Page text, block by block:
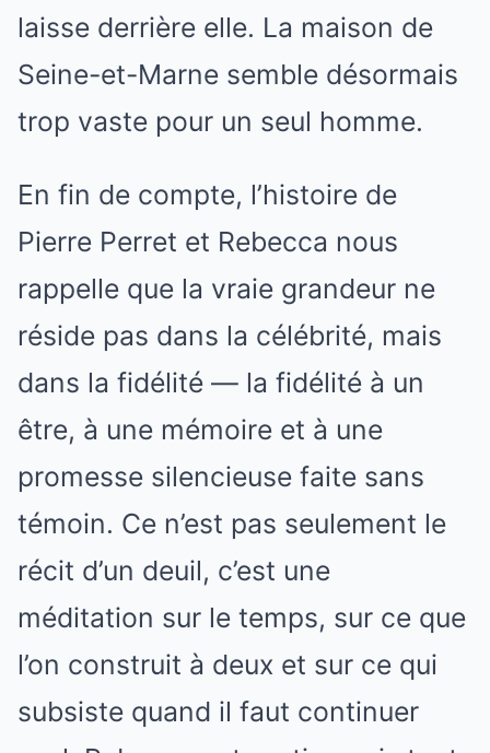
laisse derrière elle. La maison de
Seine-et-Marne semble désormais
trop vaste pour un seul homme.
En fin de compte, l’histoire de
Pierre Perret et Rebecca nous
rappelle que la vraie grandeur ne
réside pas dans la célébrité, mais
dans la fidélité — la fidélité à un
être, à une mémoire et à une
promesse silencieuse faite sans
témoin. Ce n’est pas seulement le
récit d’un deuil, c’est une
méditation sur le temps, sur ce que
l’on construit à deux et sur ce qui
subsiste quand il faut continuer